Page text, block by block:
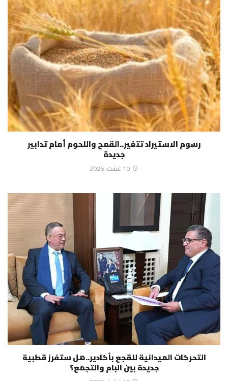
رسوم الاستيراد تتغير..القمح واللحوم أمام تدابير
جديدة
10 غشت، 2026
التحركات الميدانية للقجع بأكادير..هل ستفرز قطبية
جديدة بين البام والتجمع؟